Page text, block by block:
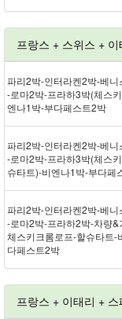
프랑스 + 스위스 +
파리 2박 - 인터라켄 2박 - 베니
- 로마 2박 - 프라하 3박(체스
엔나 1박 - 부다페스트 2박
파리 2박 - 인터라켄 2박 - 베니
- 로마 2박 - 프라하 3박(체스
슈타트) - 비엔나 1박 - 부다페
파리 2박 - 인터라켄 2박 - 베니
- 로마 2박 - 프라하 2박 - 차량
체스키크롬로프 - 할슈타트 -
다페스트 2박
프랑스 + 이태리 + 스